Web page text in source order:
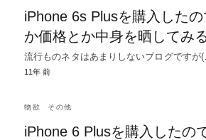
iPhone 6s Plusを購入した
か価格とか中身を晒してみ
流行ものネタはあまりしないブログですが
11年 前
物欲 その他
iPhone 6 Plusを購入したの